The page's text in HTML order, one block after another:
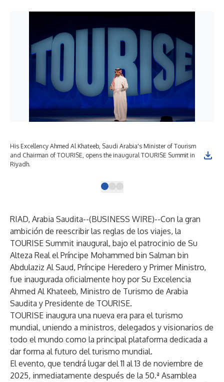
His Excellency Ahmed Al Khateeb, Saudi Arabia's Minister of Tourism
and Chairman of TOURISE, opens the inaugural TOURISE Summit in
Riyadh.
RIAD, Arabia Saudita--(BUSINESS WIRE)--Con la gran
ambición de reescribir las reglas de los viajes, la
TOURISE Summit inaugural, bajo el patrocinio de Su
Alteza Real el Príncipe Mohammed bin Salman bin
Abdulaziz Al Saud, Príncipe Heredero y Primer Ministro,
fue inaugurada oficialmente hoy por Su Excelencia
Ahmed Al Khateeb, Ministro de Turismo de Arabia
Saudita y Presidente de TOURISE.
TOURISE inaugura una nueva era para el turismo
mundial, uniendo a ministros, delegados y visionarios de
todo el mundo como la principal plataforma dedicada a
dar forma al futuro del turismo mundial.
El evento, que tendrá lugar del 11 al 13 de noviembre de
2025, inmediatamente después de la 50.ª Asamblea